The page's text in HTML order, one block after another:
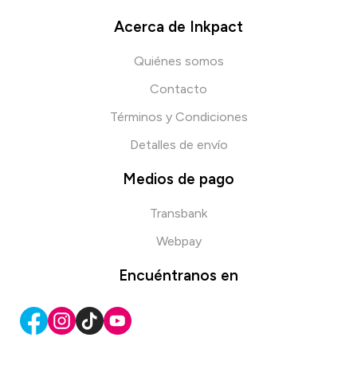
Acerca de Inkpact
Quiénes somos
Contacto
Términos y Condiciones
Detalles de envío
Medios de pago
Transbank
Webpay
Encuéntranos en